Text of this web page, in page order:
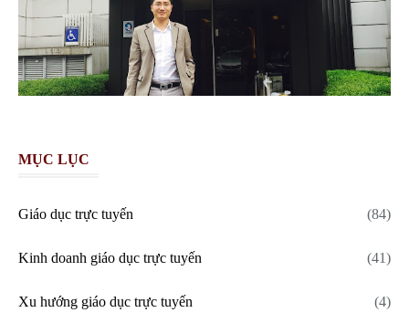
MỤC LỤC
Giáo dục trực tuyến (84)
Kinh doanh giáo dục trực tuyến (41)
Xu hướng giáo dục trực tuyến (4)